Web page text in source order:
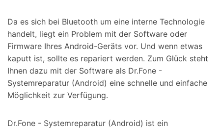
Da es sich bei Bluetooth um eine interne Technologie
handelt, liegt ein Problem mit der Software oder
Firmware Ihres Android-Geräts vor. Und wenn etwas
kaputt ist, sollte es repariert werden. Zum Glück steht
Ihnen dazu mit der Software als Dr.Fone -
Systemreparatur (Android) eine schnelle und einfache
Möglichkeit zur Verfügung.
Dr.Fone - Systemreparatur (Android) ist ein